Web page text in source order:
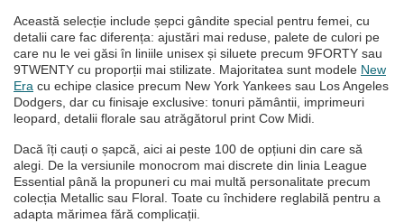
Această selecție include șepci gândite special pentru femei, cu
detalii care fac diferența: ajustări mai reduse, palete de culori pe
care nu le vei găsi în liniile unisex și siluete precum 9FORTY sau
9TWENTY cu proporții mai stilizate. Majoritatea sunt modele New
Era cu echipe clasice precum New York Yankees sau Los Angeles
Dodgers, dar cu finisaje exclusive: tonuri pământii, imprimeuri
leopard, detalii florale sau atrăgătorul print Cow Midi.
Dacă îți cauți o șapcă, aici ai peste 100 de opțiuni din care să
alegi. De la versiunile monocrom mai discrete din linia League
Essential până la propuneri cu mai multă personalitate precum
colecția Metallic sau Floral. Toate cu închidere reglabilă pentru a
adapta mărimea fără complicații.